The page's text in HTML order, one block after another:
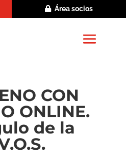
Área socios
CON
ONLINE.
de la